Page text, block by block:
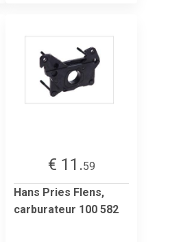
€ 11.59
Hans Pries Flens,
carburateur 100 582